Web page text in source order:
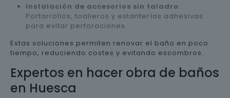
Instalación de accesorios sin taladro:
Portarrollos, toalleros y estanterías adhesivas
para evitar perforaciones.
Estas soluciones permiten renovar el baño en poco
tiempo, reduciendo costes y evitando escombros.
Expertos en hacer obra de baños
en Huesca